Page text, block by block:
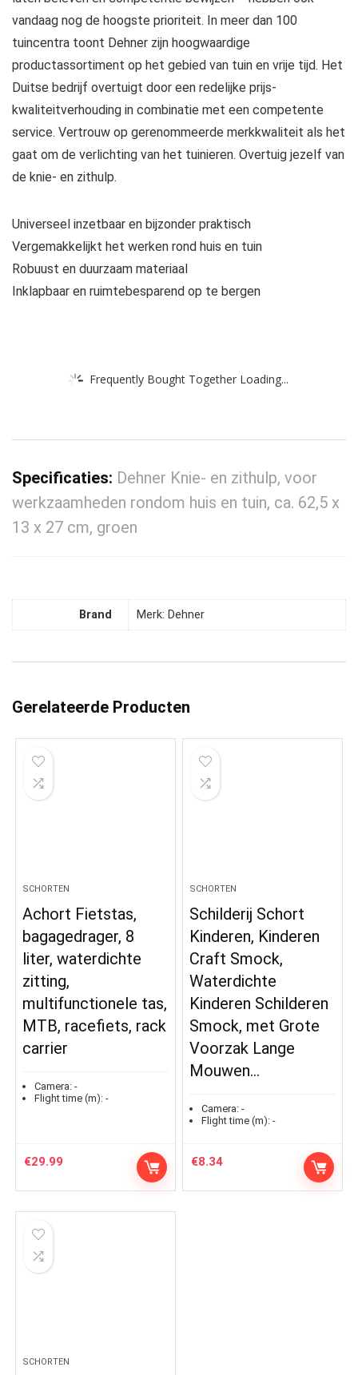
vandaag nog de hoogste prioriteit. In meer dan 100
tuincentra toont Dehner zijn hoogwaardige
productassortiment op het gebied van tuin en vrije tijd. Het
Duitse bedrijf overtuigt door een redelijke prijs-
kwaliteitverhouding in combinatie met een competente
service. Vertrouw op gerenommeerde merkkwaliteit als het
gaat om de verlichting van het tuinieren. Overtuig jezelf van
de knie- en zithulp.
Universeel inzetbaar en bijzonder praktisch
Vergemakkelijkt het werken rond huis en tuin
Robuust en duurzaam materiaal
Inklapbaar en ruimtebesparend op te bergen
Frequently Bought Together Loading...
Specificaties: Dehner Knie- en zithulp, voor
werkzaamheden rondom huis en tuin, ca. 62,5 x
13 x 27 cm, groen
Brand Merk: Dehner
Gerelateerde Producten
SCHORTEN
Achort Fietstas,
bagagedrager, 8
liter, waterdichte
zitting,
multifunctionele tas,
MTB, racefiets, rack
carrier
Camera: -
Flight time (m): -
€29.99
SCHORTEN
Schilderij Schort
Kinderen, Kinderen
Craft Smock,
Waterdichte
Kinderen Schilderen
Smock, met Grote
Voorzak Lange
Mouwen…
Camera: -
Flight time (m): -
€8.34
SCHORTEN